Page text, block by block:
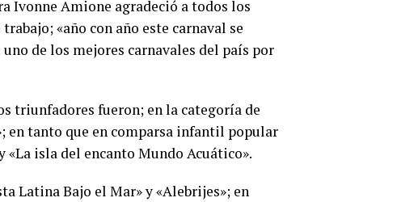
Ivonne Amione agradeció a todos los
«año con año este carnaval se
de los mejores carnavales del país por
triunfadores fueron; en la categoría de
en tanto que en comparsa infantil popular
isla del encanto Mundo Acuático».
Latina Bajo el Mar» y «Alebrijes»; en